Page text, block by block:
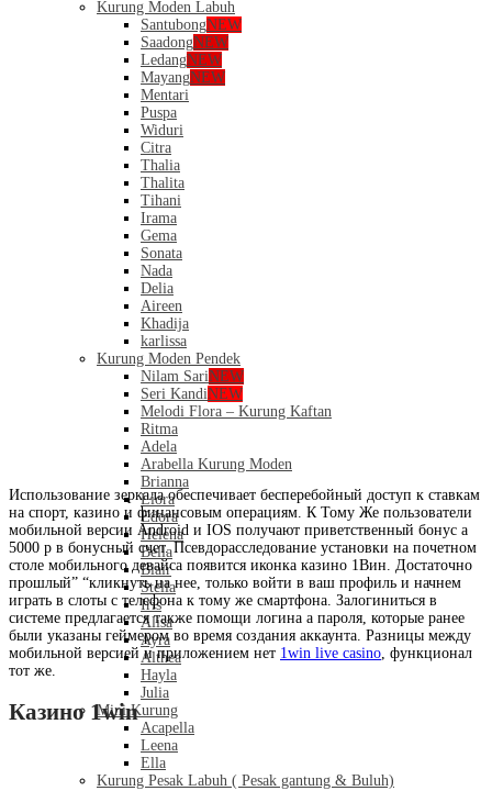
Kurung Moden Labuh
SantubongNEW
SaadongNEW
LedangNEW
MayangNEW
Mentari
Puspa
Widuri
Citra
Thalia
Thalita
Tihani
Irama
Gema
Sonata
Nada
Delia
Aireen
Khadija
karlissa
Kurung Moden Pendek
Nilam SariNEW
Seri KandiNEW
Melodi Flora – Kurung Kaftan
Ritma
Adela
Arabella Kurung Moden
Brianna
Liora
Edora
Helena
Bella
Blair
Stella
Iris
Alisa
Ayra
Althea
Hayla
Julia
Mini Kurung
Acapella
Leena
Ella
Kurung Pesak Labuh ( Pesak gantung & Buluh)
Использование зеркала обеспечивает бесперебойный доступ к ставкам
на спорт, казино и финансовым операциям. К Тому Же пользователи
мобильной версии Android и IOS получают приветственный бонус а
5000 р в бонусный счет. Псевдорасследование установки на почетном
столе мобильного девайса появится иконка казино 1Вин. Достаточно
прошлый” “кликнуть на нее, только войти в ваш профиль и начнем
играть в слоты с телефона к тому же смартфона. Залогиниться в
системе предлагается также помощи логина а пароля, которые ранее
были указаны геймером во время создания аккаунта. Разницы между
мобильной версией и приложением нет 1win live casino , функционал
тот же.
Казино 1win